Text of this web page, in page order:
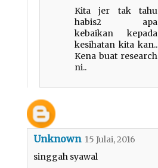
Kita jer tak tahu
habis2 apa
kebaikan kepada
kesihatan kita kan..
Kena buat research
ni..
Unknown 15 Julai, 2016
singgah syawal